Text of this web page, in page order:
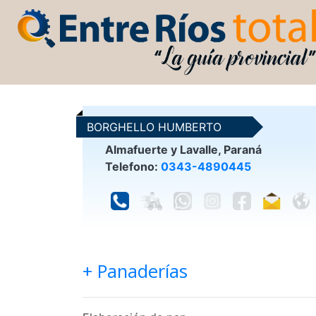
BORGHELLO HUMBERTO
Almafuerte y Lavalle, Paraná
Telefono: 0343-4890445
+ Panaderías